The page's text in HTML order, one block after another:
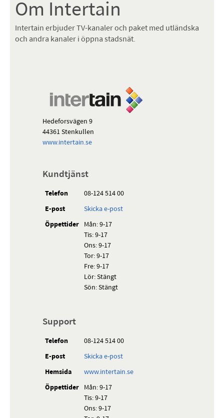
Om Intertain
Intertain erbjuder TV-kanaler och paket med utländska
och andra kanaler i öppna stadsnät.
Hedeforsvägen 9
44361 Stenkullen
www.intertain.se
Kundtjänst
Telefon 08-124 514 00
E-post Skicka e-post
Öppettider
Mån: 9-17
Tis: 9-17
Ons: 9-17
Tor: 9-17
Fre: 9-17
Lör: Stängt
Sön: Stängt
Support
Telefon 08-124 514 00
E-post Skicka e-post
Hemsida www.intertain.se
Öppettider
Mån: 9-17
Tis: 9-17
Ons: 9-17